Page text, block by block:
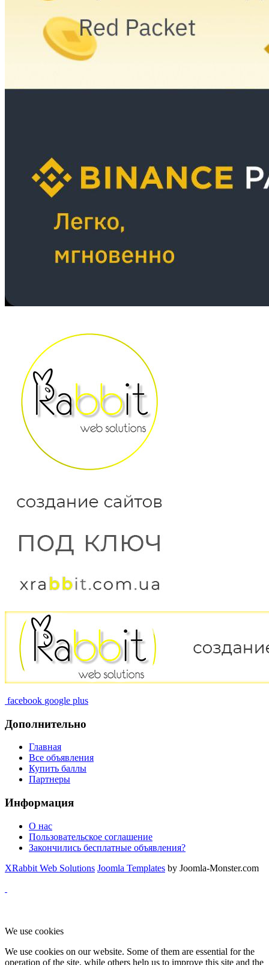
facebook google plus
Дополнительно
Главная
Все объявления
Купить баллы
Партнеры
Информация
О нас
Пользовательское соглашение
Закончились бесплатные объявления?
XRabbit Web Solutions Joomla Templates by Joomla-Monster.com
We use cookies
We use cookies on our website. Some of them are essential for the
operation of the site, while others help us to improve this site and the